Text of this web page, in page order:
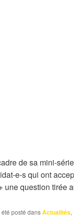
de sa mini-
e-s qui ont
une question tirée
posté dansActualités,